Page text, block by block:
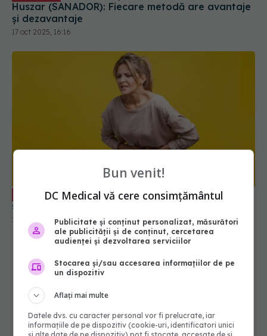
17 oct 2025, 16:16
severe se confundă durerea de stomac
12 aug 2025, 23:31
Bun venit!
DC Medical vă cere consimțământul
Publicitate și conținut personalizat, măsurători
ale publicității și de conținut, cercetarea
audienței și dezvoltarea serviciilor
Stocarea și/sau accesarea informațiilor de pe
un dispozitiv
Aflați mai multe
Datele dvs. cu caracter personal vor fi prelucrate, iar
informațiile de pe dispozitiv (cookie-uri, identificatori unici